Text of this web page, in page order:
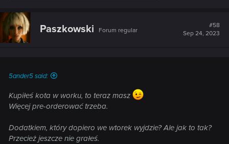
c
t
i
o
Paszkowski Forum regular
#58
Sep 24, 2023
5ander5 said:
Kupiłeś kota w worku, to teraz masz
Więcej pre-orderować trzeba.
Dodatkiem, który dopiero we wtorek wyjdzie? Ale jak to tak?
Przecież jeszcze nie grałeś.